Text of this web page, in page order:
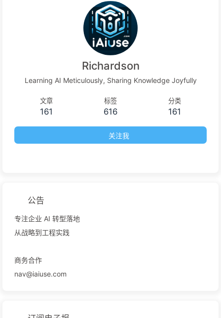
Richardson
Learning AI Meticulously, Sharing Knowledge Joyfully
文章
161
标签
616
分类
161
关注我
公告
专注企业 AI 转型落地
从战略到工程实践
商务合作
nav@iaiuse.com